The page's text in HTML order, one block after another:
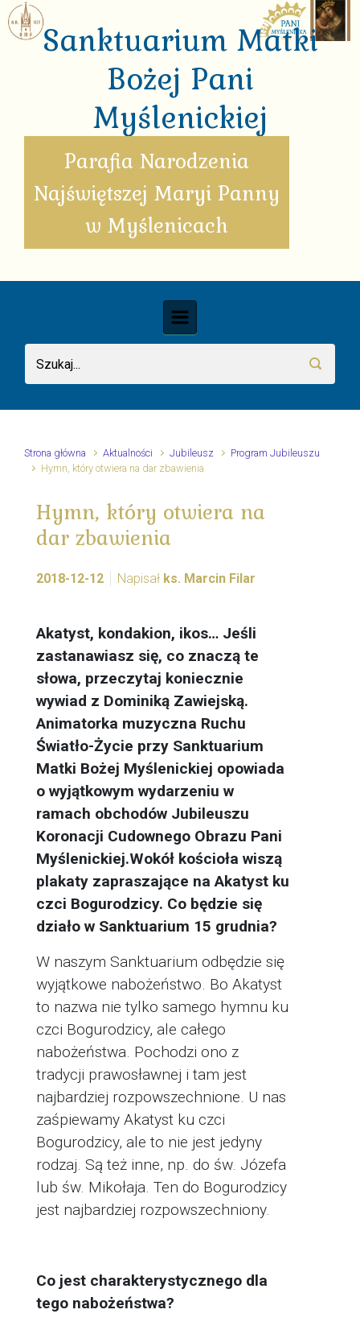
Skip to main content
Sanktuarium Matki
Bożej Pani
Myślenickiej
Parafia Narodzenia
Najświętszej Maryi Panny
w Myślenicach
Strona główna Aktualności Jubileusz
Program Jubileuszu
Hymn, który otwiera na dar zbawienia
Hymn, który otwiera na
dar zbawienia
2018-12-12 Napisał ks. Marcin Filar
Akatyst, kondakion, ikos… Jeśli
zastanawiasz się, co znaczą te
słowa, przeczytaj koniecznie
wywiad z Dominiką Zawiejską.
Animatorka muzyczna Ruchu
Światło-Życie przy Sanktuarium
Matki Bożej Myślenickiej opowiada
o wyjątkowym wydarzeniu w
ramach obchodów Jubileuszu
Koronacji Cudownego Obrazu Pani
Myślenickiej.Wokół kościoła wiszą
plakaty zapraszające na Akatyst ku
czci Bogurodzicy. Co będzie się
działo w Sanktuarium 15 grudnia?
W naszym Sanktuarium odbędzie się
wyjątkowe nabożeństwo. Bo Akatyst
to nazwa nie tylko samego hymnu ku
czci Bogurodzicy, ale całego
nabożeństwa. Pochodzi ono z
tradycji prawosławnej i tam jest
najbardziej rozpowszechnione. U nas
zaśpiewamy Akatyst ku czci
Bogurodzicy, ale to nie jest jedyny
rodzaj. Są też inne, np. do św. Józefa
lub św. Mikołaja. Ten do Bogurodzicy
jest najbardziej rozpowszechniony.
Co jest charakterystycznego dla
tego nabożeństwa?